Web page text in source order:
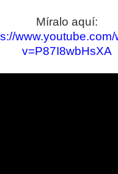
Míralo aquí:
v=P87I8wbHsXA